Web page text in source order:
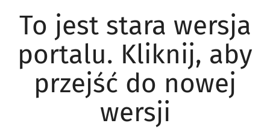
To jest stara wersja
portalu. Kliknij, aby
przejść do nowej
wersji